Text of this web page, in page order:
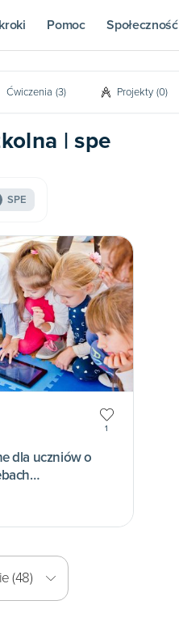
Pomoc Społeczność
Ćwiczenia (3) Projekty (0)
| spe
SPE
1
dla uczniów o
(48)